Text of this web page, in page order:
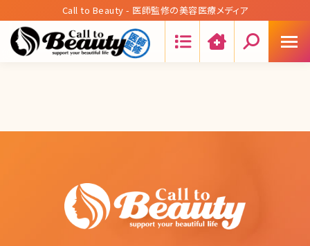
Call to Beauty - 医師監修の美容医療メディア